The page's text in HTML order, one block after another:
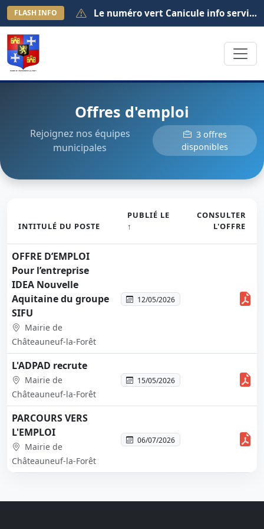
FLASH INFO Le numéro vert Canicule info service est activé au 0 800 06 66 66. Il est joignable de 8h à 19h (appel gratuit depuis la France métropolitaine).
Offres d'emploi
Rejoignez nos équipes
municipales
3 offres
disponibles
INTITULÉ DU POSTE
PUBLIÉ LE
↑
CONSULTER
L'OFFRE
OFFRE D’EMPLOI
Pour l’entreprise
IDEA Nouvelle
Aquitaine du groupe
SIFU
Mairie de
Châteauneuf-la-Forêt
12/05/2026
L'ADPAD recrute
Mairie de
Châteauneuf-la-Forêt
15/05/2026
PARCOURS VERS
L'EMPLOI
Mairie de
Châteauneuf-la-Forêt
06/07/2026